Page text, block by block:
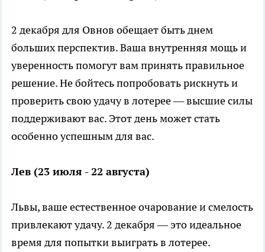
2 декабря для Овнов обещает быть днем
больших перспектив. Ваша внутренняя мощь и
уверенность помогут вам принять правильное
решение. Не бойтесь попробовать рискнуть и
проверить свою удачу в лотерее — высшие силы
поддерживают вас. Этот день может стать
особенно успешным для вас.
Лев (23 июля - 22 августа)
Львы, ваше естественное очарование и смелость
привлекают удачу. 2 декабря — это идеальное
время для попытки выиграть в лотерее.